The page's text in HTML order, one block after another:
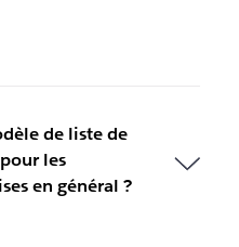
de liste de
les
en général ?